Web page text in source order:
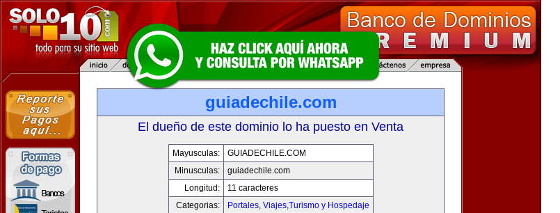
guiadechile.com
El dueño de este dominio lo ha puesto en Venta
Mayusculas:
GUIADECHILE.COM
Minusculas:
guiadechile.com
Longitud:
11 caracteres
Categorias:
Portales, Viajes,Turismo y Hospedaje